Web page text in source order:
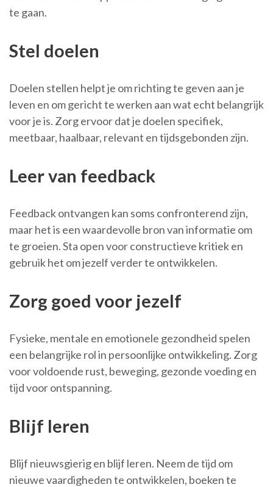
te gaan.
Stel doelen
Doelen stellen helpt je om richting te geven aan je
leven en om gericht te werken aan wat echt belangrijk
voor je is. Zorg ervoor dat je doelen specifiek,
meetbaar, haalbaar, relevant en tijdsgebonden zijn.
Leer van feedback
Feedback ontvangen kan soms confronterend zijn,
maar het is een waardevolle bron van informatie om
te groeien. Sta open voor constructieve kritiek en
gebruik het om jezelf verder te ontwikkelen.
Zorg goed voor jezelf
Fysieke, mentale en emotionele gezondheid spelen
een belangrijke rol in persoonlijke ontwikkeling. Zorg
voor voldoende rust, beweging, gezonde voeding en
tijd voor ontspanning.
Blijf leren
Blijf nieuwsgierig en blijf leren. Neem de tijd om
nieuwe vaardigheden te ontwikkelen, boeken te